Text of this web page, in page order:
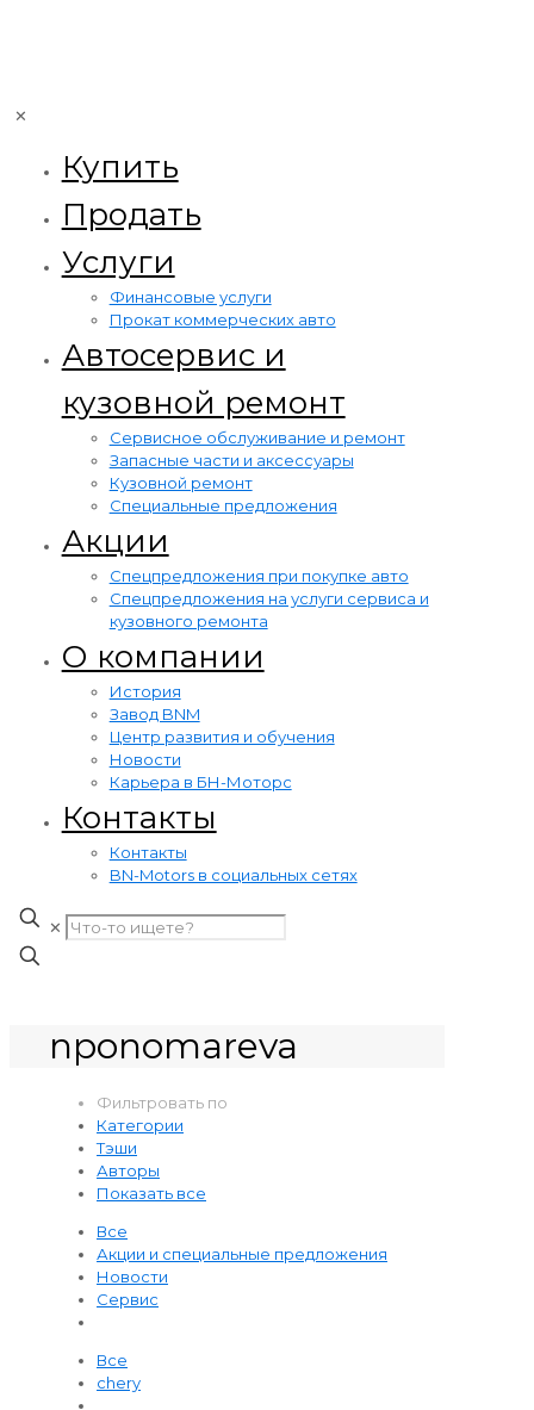
✕
Купить
Продать
Услуги
Финансовые услуги
Прокат коммерческих авто
Автосервис и
кузовной ремонт
Сервисное обслуживание и ремонт
Запасные части и аксессуары
Кузовной ремонт
Специальные предложения
Акции
Cпецпредложения при покупке авто
Cпецпредложения на услуги сервиса и
кузовного ремонта
О компании
История
Завод BNM
Центр развития и обучения
Новости
Карьера в БН-Моторс
Контакты
Контакты
BN-Motors в социальных сетях
✕
nponomareva
Фильтровать по
Категории
Тэши
Авторы
Показать все
Все
Акции и специальные предложения
Новости
Сервис
Все
chery